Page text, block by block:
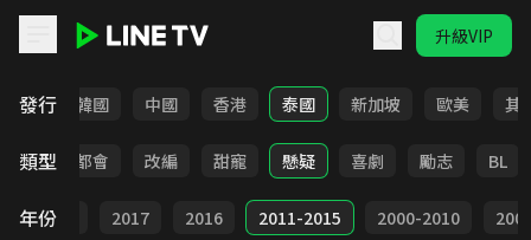
升級VIP
發行
日本 韓國 中國 香港 泰國 新加坡 歐美 其
類型
愛情 都會 改編 甜寵 懸疑 喜劇 勵志 BL
年份
2018 2017 2016 2011-2015 2000-2010